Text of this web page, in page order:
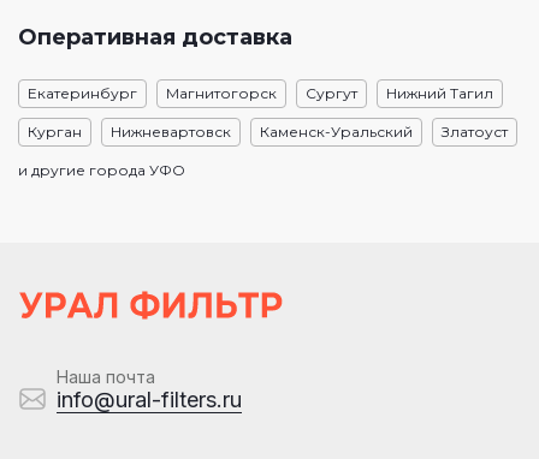
Оперативная доставка
Екатеринбург Магнитогорск Сургут Нижний Тагил
Курган Нижневартовск Каменск-Уральский Златоуст
и другие города УФО
Наша почта
info@ural-filters.ru